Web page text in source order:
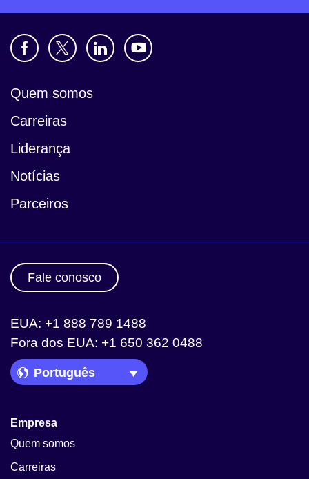
Quem somos
Carreiras
Liderança
Notícias
Parceiros
Fale conosco
EUA: +1 888 789 1488
Fora dos EUA: +1 650 362 0488
Language Picker
Empresa
Quem somos
Carreiras